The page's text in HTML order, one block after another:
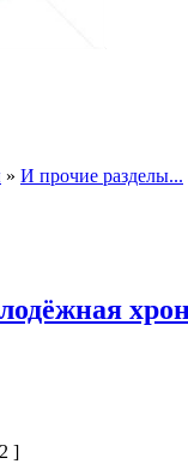
» И прочие разделы...
]